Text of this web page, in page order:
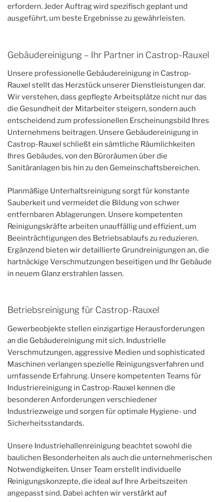
erfordern. Jeder Auftrag wird spezifisch geplant und
ausgeführt, um beste Ergebnisse zu gewährleisten.
Gebäudereinigung – Ihr Partner in Castrop-Rauxel
Unsere professionelle Gebäudereinigung in Castrop-
Rauxel stellt das Herzstück unserer Dienstleistungen dar.
Wir verstehen, dass gepflegte Arbeitsplätze nicht nur das
die Gesundheit der Mitarbeiter steigern, sondern auch
entscheidend zum professionellen Erscheinungsbild Ihres
Unternehmens beitragen. Unsere Gebäudereinigung in
Castrop-Rauxel schließt ein sämtliche Räumlichkeiten
Ihres Gebäudes, von den Büroräumen über die
Sanitäranlagen bis hin zu den Gemeinschaftsbereichen.
Planmäßige Unterhaltsreinigung sorgt für konstante
Sauberkeit und vermeidet die Bildung von schwer
entfernbaren Ablagerungen. Unsere kompetenten
Reinigungskräfte arbeiten unauffällig und effizient, um
Beeinträchtigungen des Betriebsablaufs zu reduzieren.
Ergänzend bieten wir detaillierte Grundreinigungen an, die
hartnäckige Verschmutzungen beseitigen und Ihr Gebäude
in neuem Glanz erstrahlen lassen.
Betriebsreinigung für Castrop-Rauxel
Gewerbeobjekte stellen einzigartige Herausforderungen
an die Gebäudereinigung mit sich. Industrielle
Verschmutzungen, aggressive Medien und sophisticated
Maschinen verlangen spezielle Reinigungsverfahren und
umfassende Erfahrung. Unsere kompetenten Teams für
Industriereinigung in Castrop-Rauxel kennen die
besonderen Anforderungen verschiedener
Industriezweige und sorgen für optimale Hygiene- und
Sicherheitsstandards.
Unsere Industriehallenreinigung beachtet sowohl die
baulichen Besonderheiten als auch die unternehmerischen
Notwendigkeiten. Unser Team erstellt individuelle
Reinigungskonzepte, die ideal auf Ihre Arbeitszeiten
angepasst sind. Dabei achten wir verstärkt auf